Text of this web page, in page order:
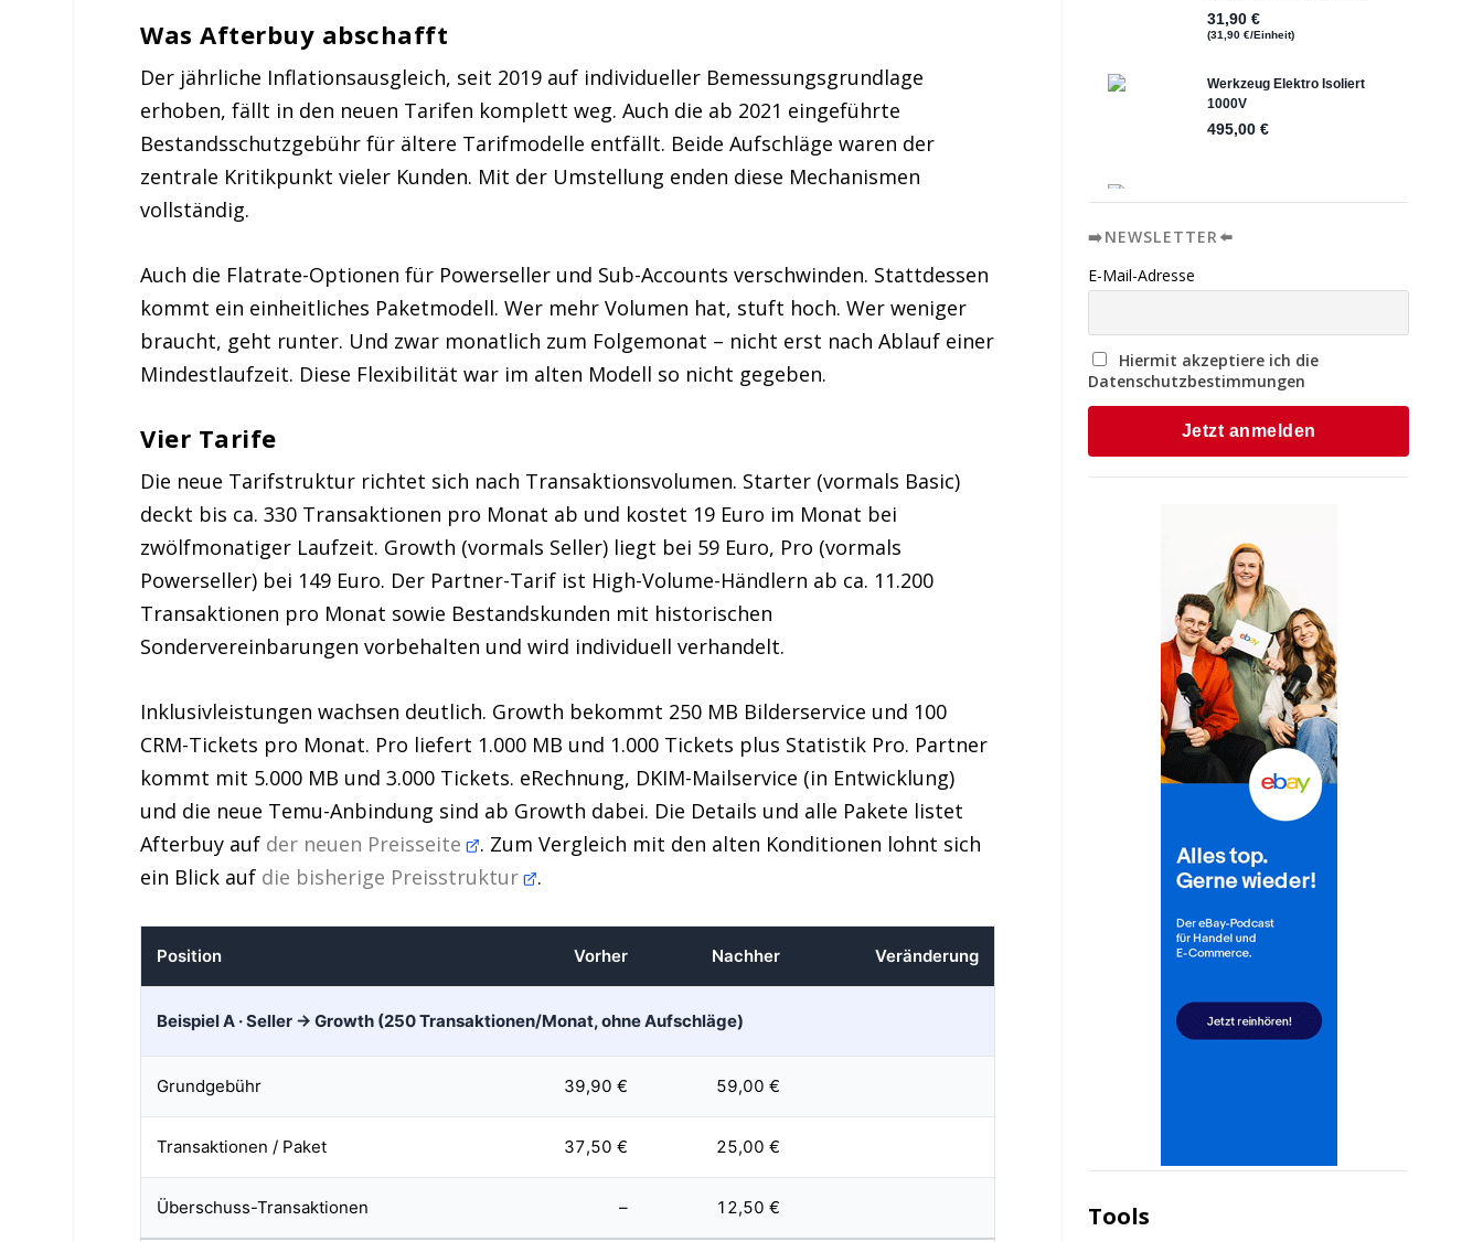
Was Afterbuy abschafft
Der jährliche Inflationsausgleich, seit 2019 auf individueller Bemessungsgrundlage
erhoben, fällt in den neuen Tarifen komplett weg. Auch die ab 2021 eingeführte
Bestandsschutzgebühr für ältere Tarifmodelle entfällt. Beide Aufschläge waren der
zentrale Kritikpunkt vieler Kunden. Mit der Umstellung enden diese Mechanismen
vollständig.
Auch die Flatrate-Optionen für Powerseller und Sub-Accounts verschwinden. Stattdessen
kommt ein einheitliches Paketmodell. Wer mehr Volumen hat, stuft hoch. Wer weniger
braucht, geht runter. Und zwar monatlich zum Folgemonat – nicht erst nach Ablauf einer
Mindestlaufzeit. Diese Flexibilität war im alten Modell so nicht gegeben.
Vier Tarife
Die neue Tarifstruktur richtet sich nach Transaktionsvolumen. Starter (vormals Basic)
deckt bis ca. 330 Transaktionen pro Monat ab und kostet 19 Euro im Monat bei
zwölfmonatiger Laufzeit. Growth (vormals Seller) liegt bei 59 Euro, Pro (vormals
Powerseller) bei 149 Euro. Der Partner-Tarif ist High-Volume-Händlern ab ca. 11.200
Transaktionen pro Monat sowie Bestandskunden mit historischen
Sondervereinbarungen vorbehalten und wird individuell verhandelt.
Inklusivleistungen wachsen deutlich. Growth bekommt 250 MB Bilderservice und 100
CRM-Tickets pro Monat. Pro liefert 1.000 MB und 1.000 Tickets plus Statistik Pro. Partner
kommt mit 5.000 MB und 3.000 Tickets. eRechnung, DKIM-Mailservice (in Entwicklung)
und die neue Temu-Anbindung sind ab Growth dabei. Die Details und alle Pakete listet
Afterbuy auf der neuen Preisseite . Zum Vergleich mit den alten Konditionen lohnt sich
ein Blick auf die bisherige Preisstruktur .
Position Vorher Nachher Veränderung
Beispiel A · Seller → Growth (250 Transaktionen/Monat, ohne Aufschläge)
Grundgebühr 39,90 € 59,00 €
Transaktionen / Paket 37,50 € 25,00 €
Überschuss-Transaktionen – 12,50 €
➡️NEWSLETTER⬅️
E-Mail-Adresse
Hiermit akzeptiere ich die
Datenschutzbestimmungen
Tools